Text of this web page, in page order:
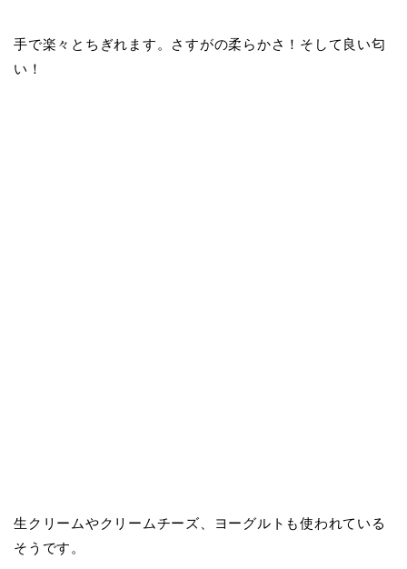
手で楽々とちぎれます。さすがの柔らかさ！そして良い匂
い！
生クリームやクリームチーズ、ヨーグルトも使われている
そうです。